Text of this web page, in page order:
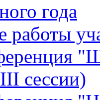
года
работы
сессии)